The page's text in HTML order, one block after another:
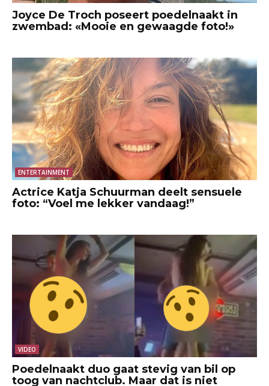
Joyce De Troch poseert poedelnaakt in
zwembad: «Mooie en gewaagde foto!»
ENTERTAINMENT
Actrice Katja Schuurman deelt sensuele
foto: “Voel me lekker vandaag!”
VIDEO
Poedelnaakt duo gaat stevig van bil op
toog van nachtclub. Maar dat is niet